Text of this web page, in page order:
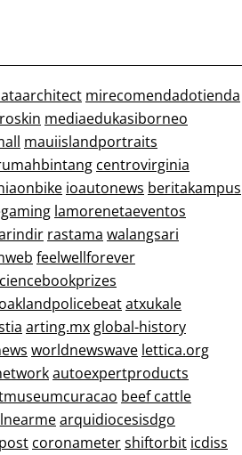
mirecomendadotienda
mediaedukasiborneo
mauiislandportraits
centrovirginia
ioautonews beritakampus
lamorenetaeventos
rastama walangsari
feelwellforever
oaklandpolicebeatatxukale
arting.mxglobal-history
worldnewswave lettica.org
autoexpertproducts
beef cattle
arquidiocesisdgo
coronametershiftorbit icdiss